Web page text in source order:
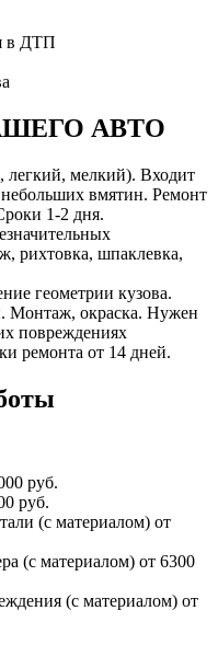
в ДТП
АВТО
легкий, мелкий). Входит
вмятин. Ремонт
1-2 дня.
рихтовка, шпаклевка,
геометрии кузова.
Монтаж, окраска. Нужен
повреждениях
ремонта от 14 дней.
руб.
руб.
(с материалом) от
(с материалом) от 6300
(с материалом) от